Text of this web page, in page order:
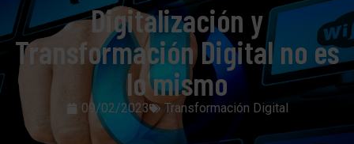
Digitalización y
Transformación Digital no es
lo mismo
09/02/2023 Transformación Digital